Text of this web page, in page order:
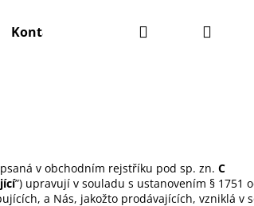
Kontakty Hledat
v obchodním rejstříku pod sp. zn. C
”) upravují v souladu s ustanovením § 1751
a Nás, jakožto prodávajících, vzniklá v